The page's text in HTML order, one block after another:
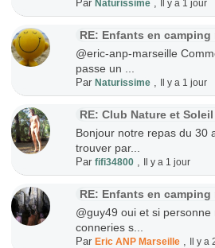
ParNaturissime Il y a 1 jour
RE: Enfants en
@eric-anp-marseille
passe un ...
ParNaturissime Il y a 1 jour
RE: Club Nature et
Bonjour notre repas du 30
trouver par...
Parfifi34800 Il y a 1 jour
RE: Enfants en
@guy49 oui et si
conneries s...
ParEric ANP Marseille Il y a